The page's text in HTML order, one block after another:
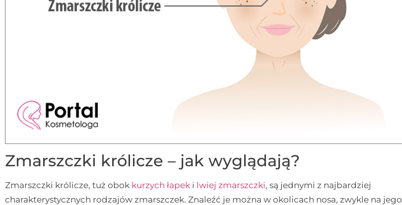
Zmarszczki królicze – jak wyglądają?
Zmarszczki królicze, tuż obok kurzych łapek i lwiej zmarszczki, są jednymi z najbardziej
charakterystycznych rodzajów zmarszczek. Znaleźć je można w okolicach nosa, zwykle na jego